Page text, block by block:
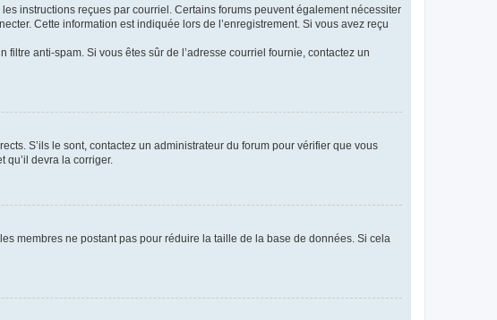
instructions reçues par courriel. Certains forums peuvent également nécessiter
Cette information est indiquée lors de l’enregistrement. Si vous avez reçu
anti-spam. Si vous êtes sûr de l’adresse courriel fournie, contactez un
S’ils le sont, contactez un administrateur du forum pour vérifier que vous
devra la corriger.
membres ne postant pas pour réduire la taille de la base de données. Si cela